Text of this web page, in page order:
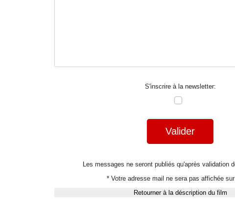
S'inscrire à la newsletter:
Valider
Les messages ne seront publiés qu'après validation
* Votre adresse mail ne sera pas affichée
Retourner à la déscription du film